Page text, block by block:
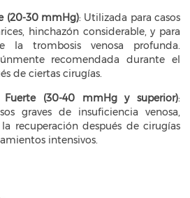
(20-30 mmHg): Utilizada para casos
hinchazón considerable, y para
la trombosis venosa profunda.
recomendada durante el
de ciertas cirugías.
Fuerte (30-40 mmHg y superior):
graves de insuficiencia venosa,
recuperación después de cirugías
intensivos.